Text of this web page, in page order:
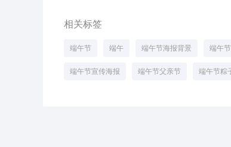
相关标签
端午节 端午 端午节海报背景 端午
端午节宣传海报 端午节父亲节 端午节粽